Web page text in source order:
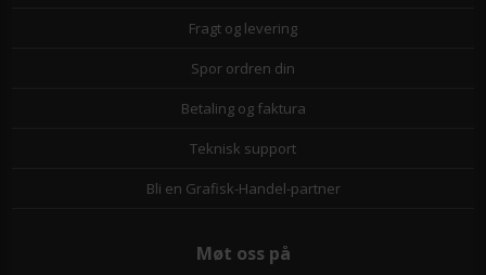
Fragt og levering
Spor ordren din
Betaling og faktura
Teknisk support
Bli en Grafisk-Handel-partner
Møt oss på